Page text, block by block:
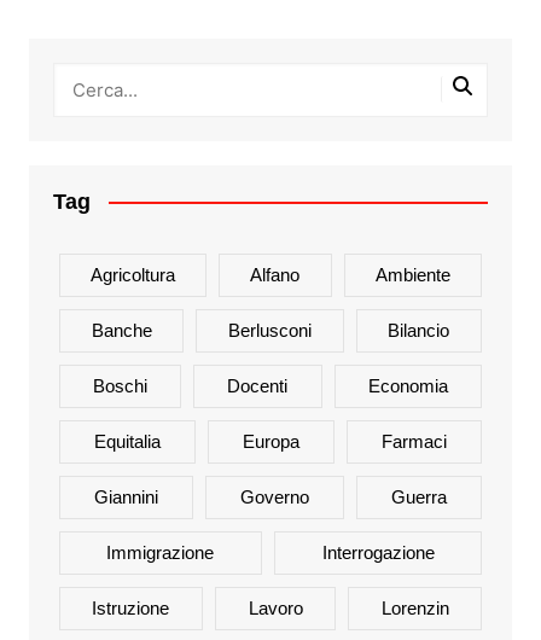
Tag
Agricoltura Alfano Ambiente
Banche Berlusconi Bilancio
Boschi Docenti Economia
Equitalia Europa Farmaci
Giannini Governo Guerra
Immigrazione Interrogazione
Istruzione Lavoro Lorenzin